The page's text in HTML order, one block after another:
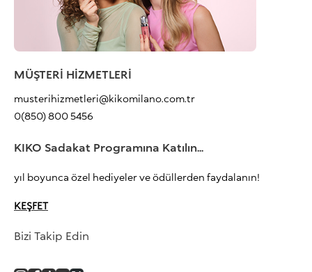
MÜŞTERİ HİZMETLERİ
musterihizmetleri@kikomilano.com.tr
0(850) 800 5456
KIKO Sadakat Programına Katılın...
yıl boyunca özel hediyeler ve ödüllerden faydalanın!
KEŞFET
Bizi Takip Edin